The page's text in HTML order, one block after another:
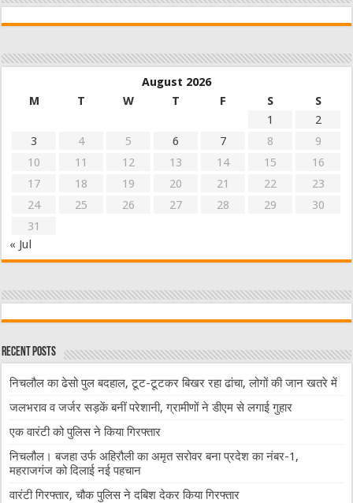
August 2026
M
T W T F S
S
1
2
3
4 5 6 7 8
9
10
11 12 13 14 15
16
17
18 19 20 21 22
23
24
25 26 27 28 29
30
31
« Jul
Recent Posts
निचलौल का ढेसो पुल बदहाल, टूट-टूटकर बिखर रहा ढांचा, लोगों की जान खतरे में
जलभराव व जर्जर सड़कें बनीं परेशानी, ग्रामीणों ने डीएम से लगाई गुहार
एक वारंटी को पुलिस ने किया गिरफ्तार
निचलौल। बजहा उर्फ अहिरौली का अमृत सरोवर बना प्रदेश का नंबर-1,
महराजगंज को दिलाई नई पहचान
वारंटी गिरफ्तार, चौक पुलिस ने दबिश देकर किया गिरफ्तार